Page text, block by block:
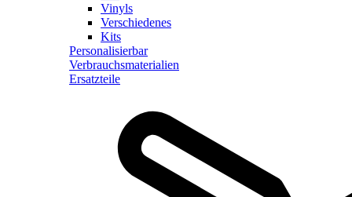
Vinyls
Verschiedenes
Kits
Personalisierbar
Verbrauchsmaterialien
Ersatzteile